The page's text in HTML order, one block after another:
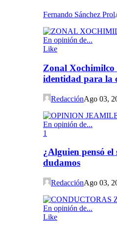
Fernando Sánchez Prol
En opinión de...
Like
Zonal
identidad para la
RedacciónAgo 03,
En opinión de...
1
¿Alguien pensó
dudamos
RedacciónAgo 03,
En opinión de...
Like